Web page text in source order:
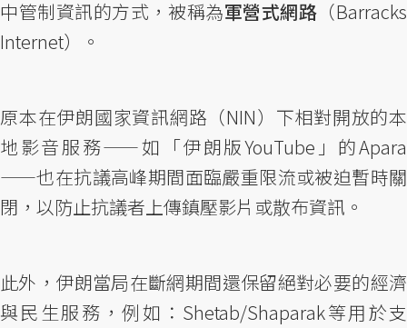
中管制資訊的方式，被稱為軍營式網路 （Barracks
Internet）。
原本在伊朗國家資訊網路（NIN）下相對開放的本
地影音服務——如「伊朗版YouTube」的Apara
——也在抗議高峰期間面臨嚴重限流或被迫暫時關
閉，以防止抗議者上傳鎮壓影片或散布資訊。
此外，伊朗當局在斷網期間還保留絕對必要的經濟
與民生服務，例如：Shetab/Shaparak等用於支